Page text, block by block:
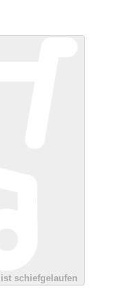
ist schiefgelaufen